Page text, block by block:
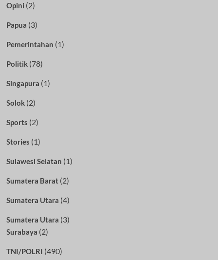
Opini (2)
Papua (3)
Pemerintahan (1)
Politik(78)
Singapura (1)
Solok(2)
Sports (2)
Stories (1)
Sulawesi Selatan (1)
Sumatera Barat(2)
Sumatera Utara (4)
Sumatera Utara (3)
Surabaya (2)
TNI/POLRI (490)